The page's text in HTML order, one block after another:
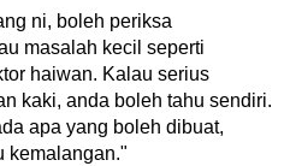
ni, boleh periksa
masalah kecil seperti
haiwan. Kalau serius
kaki, anda boleh tahu sendiri.
apa yang boleh dibuat,
kemalangan."